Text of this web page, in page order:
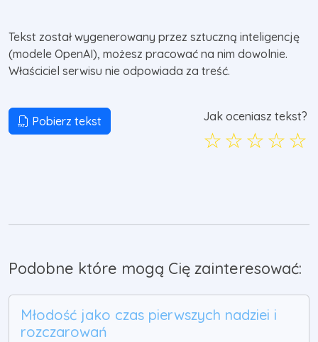
Tekst został wygenerowany przez sztuczną inteligencję
(modele OpenAI), możesz pracować na nim dowolnie.
Właściciel serwisu nie odpowiada za treść.
Pobierz tekst Jak oceniasz tekst?
☆
☆
☆
☆
☆
Podobne które mogą Cię zainteresować:
Młodość jako czas pierwszych nadziei i
rozczarowań